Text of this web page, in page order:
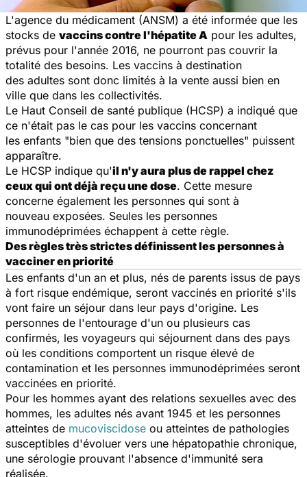
L'agence du médicament (ANSM) a été informée que les
stocks de vaccins contre l'hépatite A pour les adultes,
prévus pour l'année 2016, ne pourront pas couvrir la
totalité des besoins. Les vaccins à destination
des adultes sont donc limités à la vente aussi bien en
ville que dans les collectivités.
Le Haut Conseil de santé publique (HCSP) a indiqué que
ce n'était pas le cas pour les vaccins concernant
les enfants "bien que des tensions ponctuelles" puissent
apparaître.
Le HCSP indique qu'il n'y aura plus de rappel chez
ceux qui ont déjà reçu une dose. Cette mesure
concerne également les personnes qui sont à
nouveau exposées. Seules les personnes
immunodéprimées échappent à cette règle.
Des règles très strictes définissent les personnes à
vacciner en priorité
Les enfants d'un an et plus, nés de parents issus de pays
à fort risque endémique, seront vaccinés en priorité s'ils
vont faire un séjour dans leur pays d'origine. Les
personnes de l'entourage d'un ou plusieurs cas
confirmés, les voyageurs qui séjournent dans des pays
où les conditions comportent un risque élevé de
contamination et les personnes immunodéprimées seront
vaccinées en priorité.
Pour les hommes ayant des relations sexuelles avec des
hommes, les adultes nés avant 1945 et les personnes
atteintes de mucoviscidose ou atteintes de pathologies
susceptibles d'évoluer vers une hépatopathie chronique,
une sérologie prouvant l'absence d'immunité sera
réalisée.